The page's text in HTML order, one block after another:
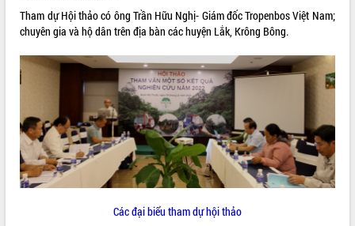
THÔNG TIN CHỈ ĐẠO ĐIỀU HÀNH
HỆ THỐNG VĂN BẢN
ĐIỂM TIN VĂN BẢN
QUY HOẠCH - KẾ HOẠCH
Tham dự Hội thảo có ông Trần Hữu Nghị- Giám đốc Tropenbos Việt Nam;
chuyên gia và hộ dân trên địa bàn các huyện Lắk, Krông Bông.
Các đại biểu tham dự hội thảo